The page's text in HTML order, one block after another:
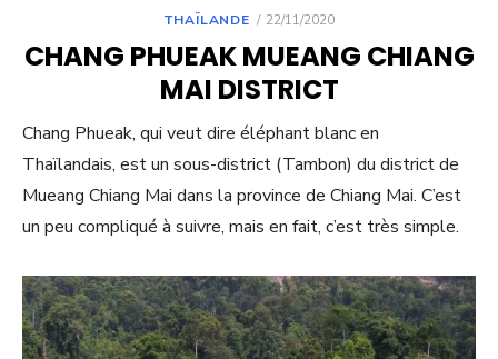
THAÏLANDE
POSTED
22/11/2020
CHANG PHUEAK MUEANG CHIANG
MAI DISTRICT
Chang Phueak, qui veut dire éléphant blanc en
Thaïlandais, est un sous-district (Tambon) du district de
Mueang Chiang Mai dans la province de Chiang Mai. C’est
un peu compliqué à suivre, mais en fait, c’est très simple.